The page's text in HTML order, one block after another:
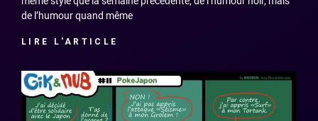
de l’humour quand même
LIRE L'ARTICLE